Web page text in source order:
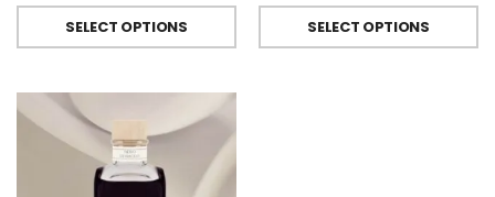
SELECT OPTIONS SELECT OPTIONS